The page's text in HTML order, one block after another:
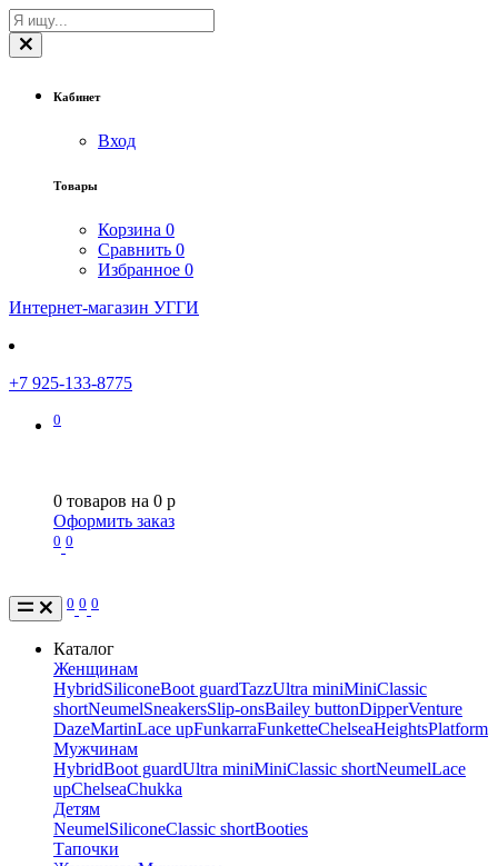
Кабинет
Вход
Товары
Корзина 0
Сравнить 0
Избранное 0
Интернет-магазин УГГИ
+7 925-133-8775
0
0 товаров на 0 p
Оформить заказ
0 0
0 0 0
Каталог
Женщинам
HybridSiliconeBoot guardTazzUltra miniMiniClassic
shortNeumelSneakersSlip-onsBailey buttonDipperVenture
DazeMartinLace upFunkarraFunketteChelseaHeightsPlatform
Мужчинам
HybridBoot guardUltra miniMiniClassic shortNeumelLace
upChelseaChukka
Детям
NeumelSiliconeClassic shortBooties
Тапочки